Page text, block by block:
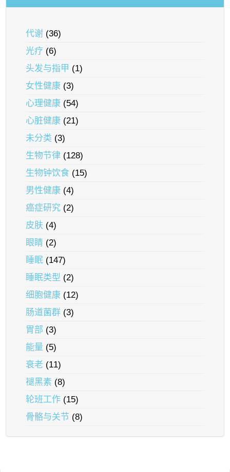
代谢 (36)
光疗 (6)
头发与指甲 (1)
女性健康 (3)
心理健康 (54)
心脏健康 (21)
未分类 (3)
生物节律 (128)
生物钟饮食 (15)
男性健康 (4)
癌症研究 (2)
皮肤 (4)
眼睛 (2)
睡眠 (147)
睡眠类型 (2)
细胞健康 (12)
肠道菌群 (3)
胃部 (3)
能量 (5)
衰老 (11)
褪黑素 (8)
轮班工作 (15)
骨骼与关节 (8)